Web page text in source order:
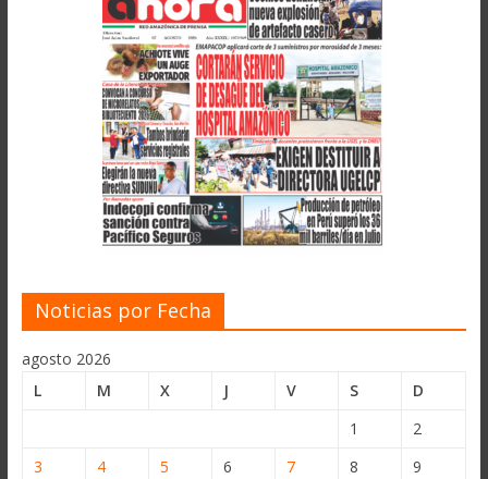
Noticias por Fecha
agosto 2026
L
M X J V S
D
1
2
3
4 5 6 7 8
9